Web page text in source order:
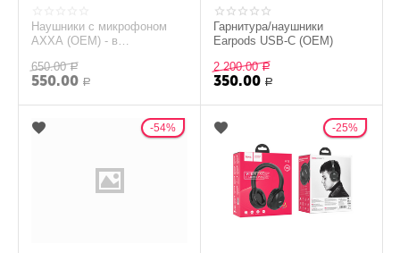
Наушники с микрофоном
AXXA (OEM) - в
650.00 Р
550.00 Р
Гарнитура/наушники
Earpods USB-C (OEM)
2 200.00 Р
350.00 Р
54% 25%